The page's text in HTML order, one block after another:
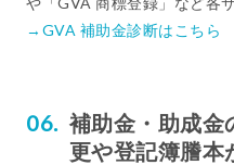
→GVA 補助金診断はこちら
補助金・助成金
更や登記簿謄本